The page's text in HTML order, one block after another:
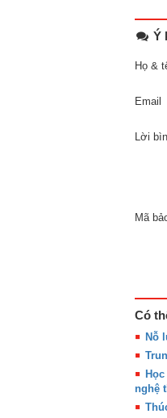
Ý
Họ &
Email
Lời
Mã
Có
Nỗ
nghệ